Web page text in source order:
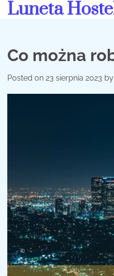
SkipLuneta
Co można
Posted on 23 sierpnia 2023 by